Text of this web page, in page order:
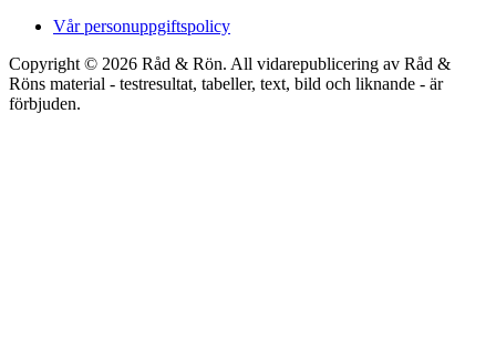
Vår personuppgiftspolicy
Copyright © 2026 Råd & Rön. All vidarepublicering av Råd &
Röns material - testresultat, tabeller, text, bild och liknande - är
förbjuden.